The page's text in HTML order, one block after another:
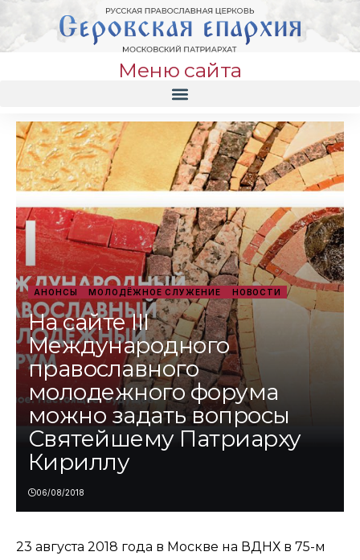
Меню сайта
АНОНСЫ МОЛОДЁЖНОЕ СЛУЖЕНИЕ НОВОСТИ
На сайте III
Международного
православного
молодежного форума
можно задать вопросы
Святейшему Патриарху
Кириллу
06/08/2018
23 августа 2018 года в Москве на ВДНХ в 75-м